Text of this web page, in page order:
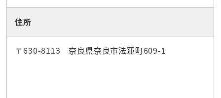
住所
〒630-8113 奈良県奈良市法蓮町609-1